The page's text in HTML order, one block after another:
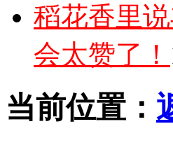
稻花香里
会太赞了！
当前位置：